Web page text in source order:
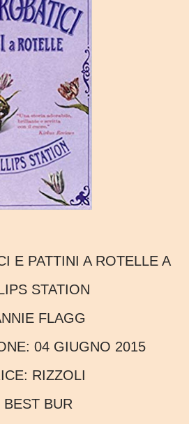
E PATTINI A ROTELLE A
STATION
FLAGG
04 GIUGNO 2015
RIZZOLI
BEST BUR